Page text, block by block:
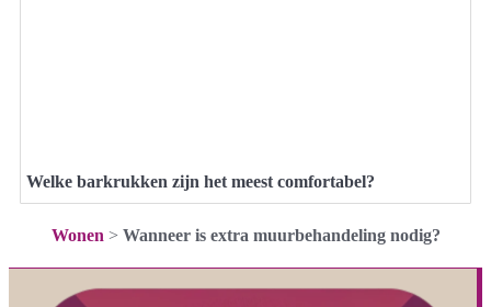
Welke barkrukken zijn het meest comfortabel?
Wonen > Wanneer is extra muurbehandeling nodig?